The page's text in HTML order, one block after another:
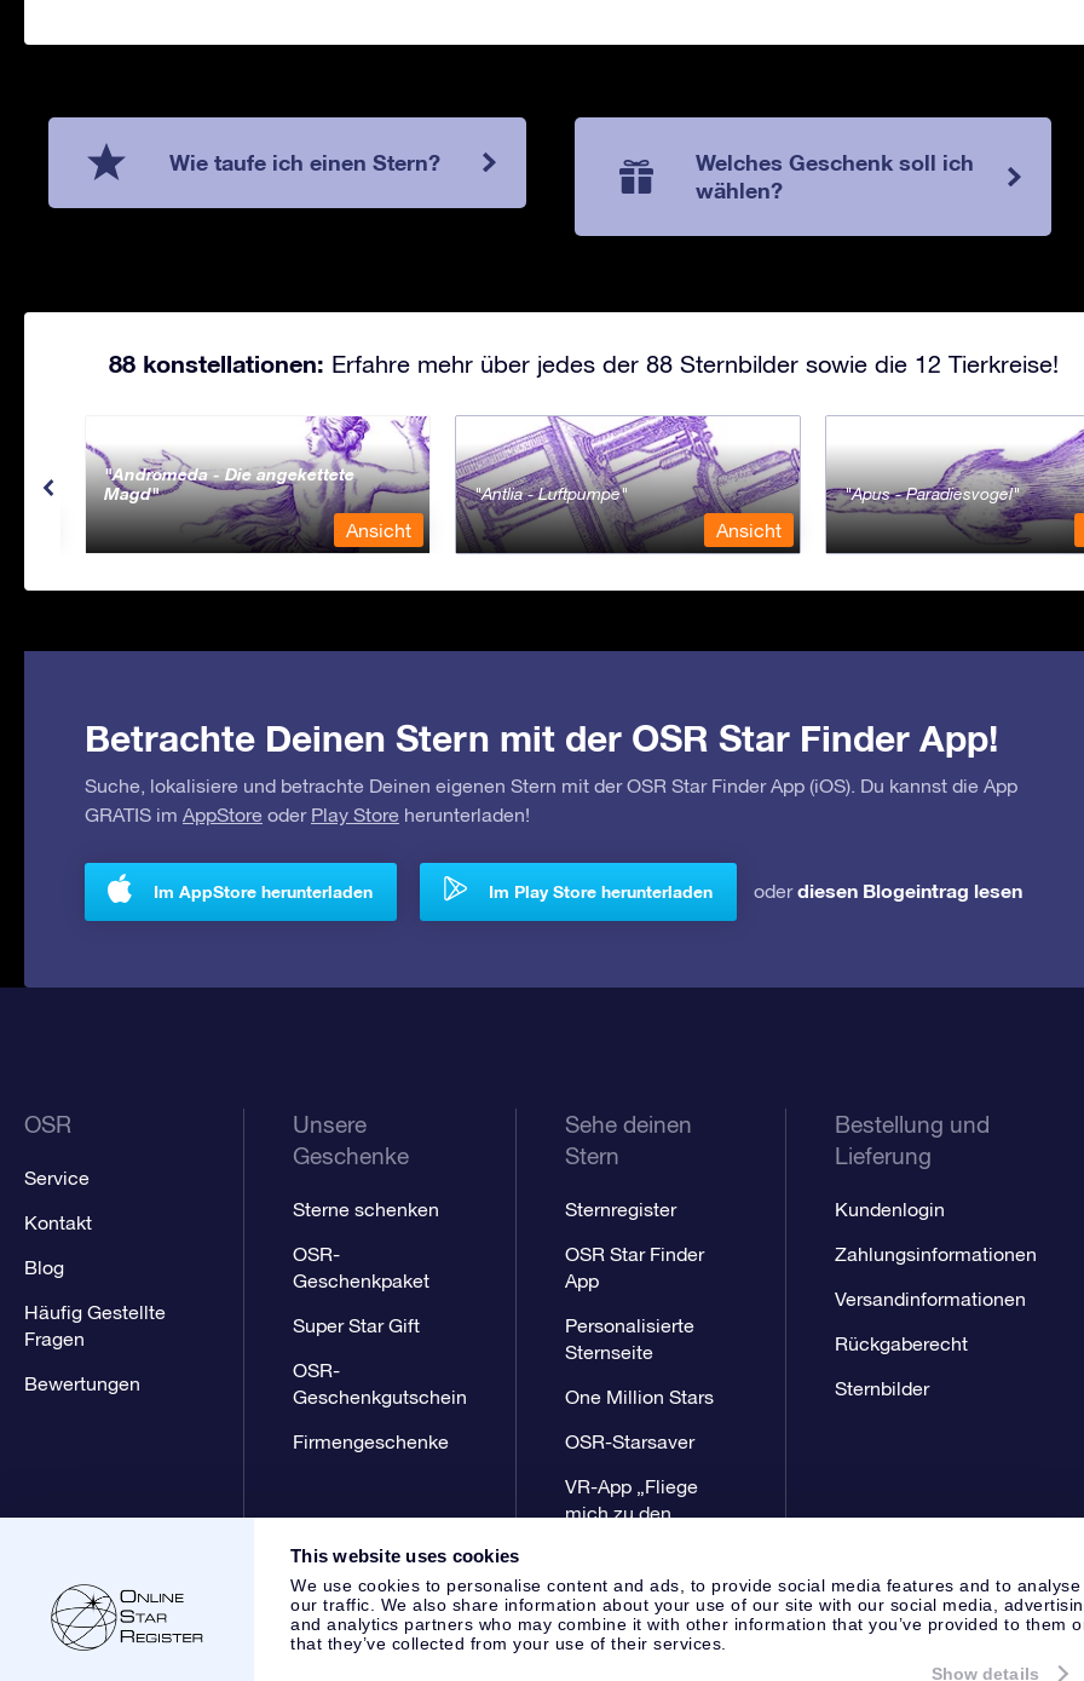
This website uses cookies
We use cookies to personalise content and ads, to provide social media features and to analyse
our traffic. We also share information about your use of our site with our social media,
and analytics partners who may combine it with other information that you’ve provided to them
that they’ve collected from your use of their services.
Show details
Wie taufe ich einen Stern?
Welches Geschenk soll ich
wählen?
88 konstellationen: Erfahre mehr über jedes der 88 Sternbilder sowie die 12 Tierkreise!
Andromeda - Die angekettete
Magd
Ansicht
Antlia - Luftpumpe
Ansicht
Apus - Paradiesvogel
Betrachte Deinen Stern mit der OSR Star Finder App!
Suche, lokalisiere und betrachte Deinen eigenen Stern mit der OSR Star Finder App (iOS). Du kannst die App
GRATIS im AppStore oder Play Store herunterladen!
Im AppStore herunterladen Im Play Store herunterladen oderdiesen Blogeintrag lesen
OSR
Service
Kontakt
Blog
Häufig Gestellte
Fragen
Bewertungen
Unsere
Geschenke
Sterne schenken
OSR-
Geschenkpaket
Super Star Gift
OSR-
Geschenkgutschein
Firmengeschenke
Sehe deinen
Stern
Sternregister
OSR Star Finder
App
Personalisierte
Sternseite
One Million Stars
OSR-Starsaver
VR-App „Fliege
mich zu den
Bestellung und
Lieferung
Kundenlogin
Zahlungsinformationen
Versandinformationen
Rückgaberecht
Sternbilder